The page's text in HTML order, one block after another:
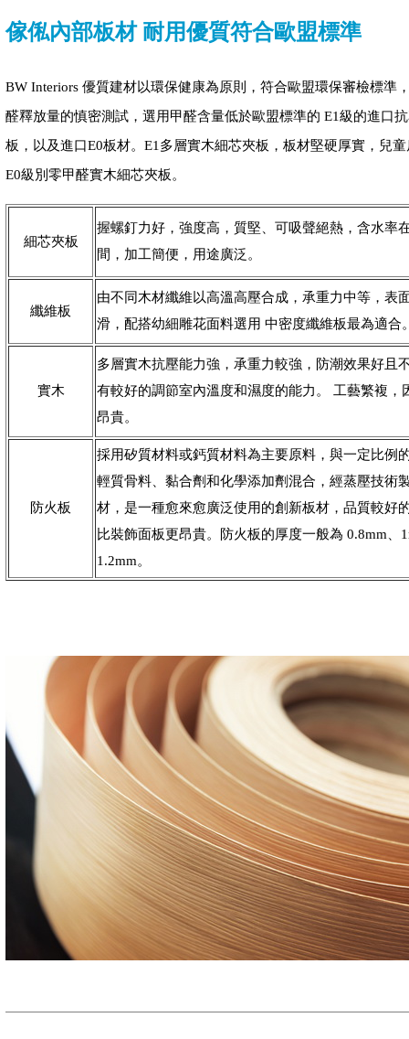
傢俬內部板材 耐用優質符合歐盟標準
BW Interiors 優質建材以環保健康為原則，符合歐盟環保審檢標準
醛釋放量的慎密測試，選用甲醛含量低於歐盟標準的 E1級的進口
板，以及進口E0板材。E1多層實木細芯夾板，板材堅硬厚實，兒
E0級別零甲醛實木細芯夾板。
細芯夾板
握螺釘力好，強度高，質堅、可吸聲絕熱，含水率
間，加工簡便，用途廣泛。
纖維板
由不同木材纖維以高溫高壓合成，承重力中等，表
滑，配搭幼細雕花面料選用 中密度纖維板最為適合
實木
多層實木抗壓能力強，承重力較強，防潮效果好且
有較好的調節室內溫度和濕度的能力。 工藝繁複，
昂貴。
防火板
採用矽質材料或鈣質材料為主要原料，與一定比例
輕質骨料、黏合劑和化學添加劑混合，經蒸壓技術
材，是一種愈來愈廣泛使用的創新板材，品質較好
比裝飾面板更昂貴。防火板的厚度一般為 0.8mm、
1.2mm。